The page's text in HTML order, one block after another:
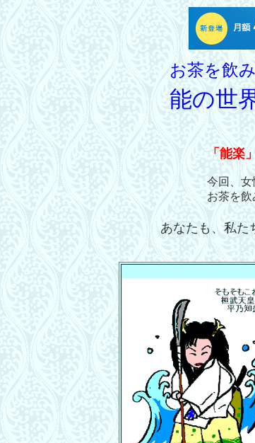
お茶を飲
能の世
「能楽」
今回、女
お茶を飲
あなたも、私た